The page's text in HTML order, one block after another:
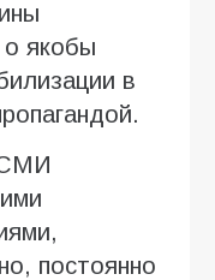
о якобы
в
СМИ
постоянно